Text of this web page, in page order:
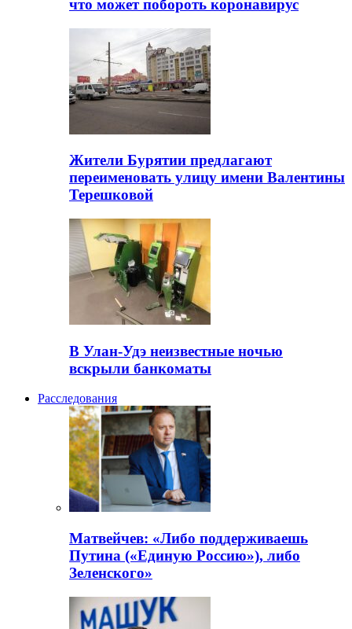
что может побороть коронавирус
Жители Бурятии предлагают
переименовать улицу имени Валентины
Терешковой
В Улан-Удэ неизвестные ночью
вскрыли банкоматы
Расследования
Матвейчев: «Либо поддерживаешь
Путина («Единую Россию»), либо
Зеленского»